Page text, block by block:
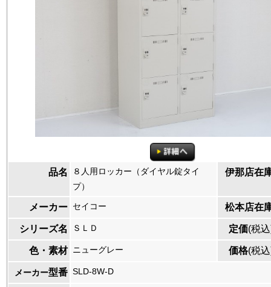
品名
８人用ロッカー（ダイヤル錠タイ
プ）
伊那店在
メーカー セイコー 松本店在
シリーズ名 ＳＬＤ 定価(税
色・素材 ニューグレー 価格(税
メーカー型番 SLD-8W-D